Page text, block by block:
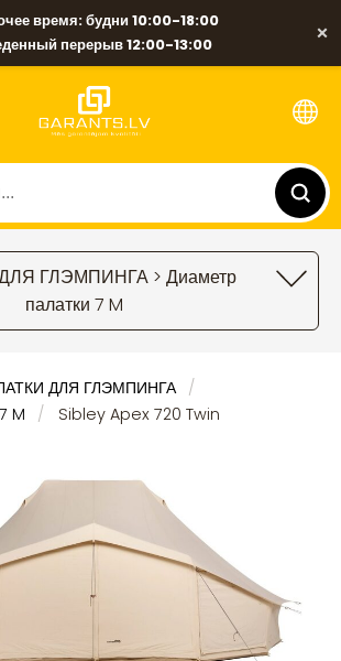
время: будни 10:00-18:00
перерыв 12:00-13:00
×
ГЛЭМПИНГА > Диаметр
палатки 7 M
ДЛЯ ГЛЭМПИНГА
M
Sibley Apex 720 Twin